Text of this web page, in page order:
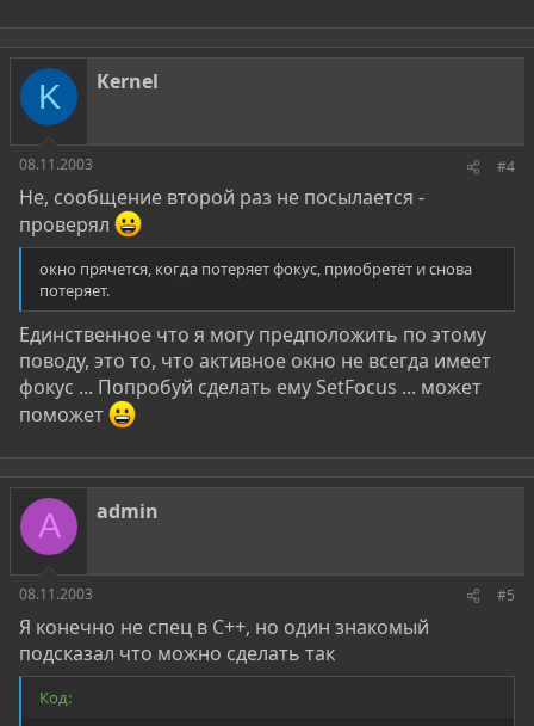
K Kernel
08.11.2003 #4
Не, сообщение второй раз не посылается -
проверял
окно прячется, когда потеряет фокус, приобретёт и снова
потеряет.
Единственное что я могу предположить по этому
поводу, это то, что активное окно не всегда имеет
фокус ... Попробуй сделать ему SetFocus ... может
поможет
A admin
08.11.2003 #5
Я конечно не спец в C++, но один знакомый
подсказал что можно сделать так
Код: